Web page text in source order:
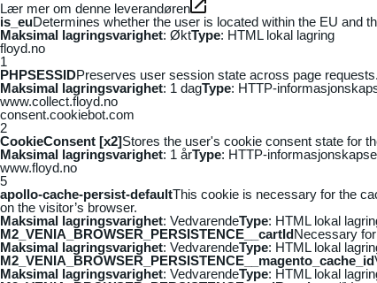
Lær mer om denne leverandøren
is_euDetermines whether the user is located within the EU and
Maksimal lagringsvarighet: ØktType: HTML lokal lagring
floyd.no
1
PHPSESSIDPreserves user session state across page requests.
Maksimal lagringsvarighet: 1 dagType: HTTP-
www.collect.floyd.no
consent.cookiebot.com
2
CookieConsent [x2]Stores the user's cookie consent state for
Maksimal lagringsvarighet: 1 årType: HTTP-
www.floyd.no
5
apollo-cache-persist-defaultThis cookie is necessary for the
on the visitor’s browser.
Maksimal lagringsvarighet: VedvarendeType: HTML lokal
M2_VENIA_BROWSER_PERSISTENCE__cartIdNecessary
Maksimal lagringsvarighet: VedvarendeType: HTML lokal
M2_VENIA_BROWSER_PERSISTENCE__magento_cache_id
Maksimal lagringsvarighet: VedvarendeType: HTML lokal